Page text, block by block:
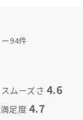
ー94件
ムーズさ 4.6
足度 4.7